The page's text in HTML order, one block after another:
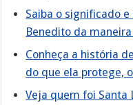
Saiba o significado
Benedito da
Conheça a história
do que ela protege,
Veja quem foi Santa